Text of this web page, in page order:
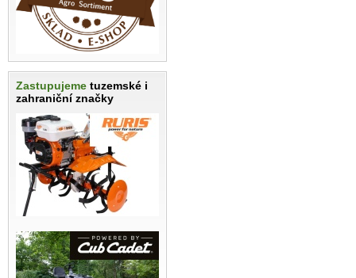
Zastupujeme tuzemské i
zahraniční značky